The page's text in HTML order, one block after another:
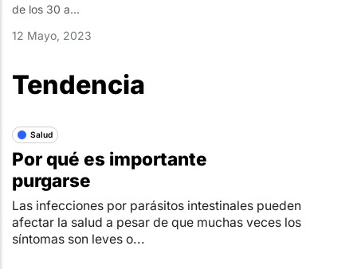
de los 30 a...
12 Mayo, 2023
Tendencia
Salud
Por qué es importante
purgarse
Las infecciones por parásitos intestinales pueden
afectar la salud a pesar de que muchas veces los
síntomas son leves o...